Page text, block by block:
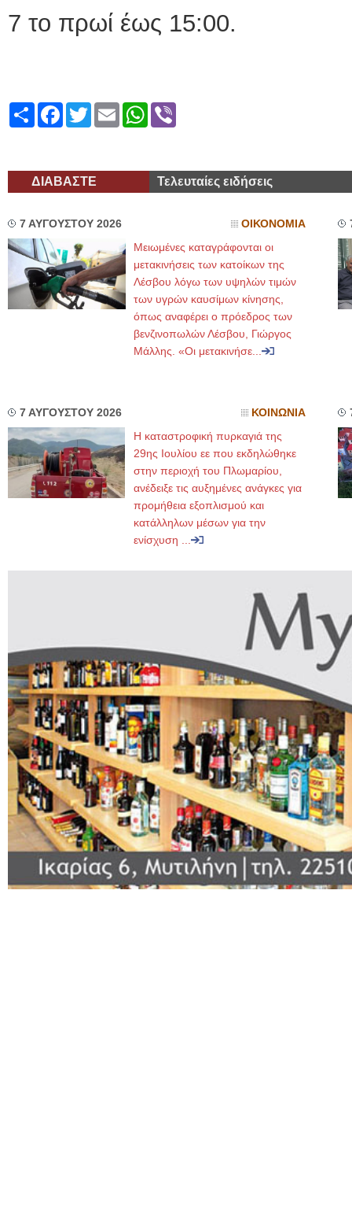
7 το πρωί έως 15:00.
ShareFacebook
TwitterEmailWhatsApp
ΔΙΑΒΑΣΤΕ Τελευταίες ειδήσεις
7 ΑΥΓΟΥΣΤΟΥ 2026 ΟΙΚΟΝΟΜΙΑ
Μειωμένες καταγράφονται οι
μετακινήσεις των κατοίκων της
Λέσβου λόγω των υψηλών τιμών
των υγρών καυσίμων κίνησης,
όπως αναφέρει ο πρόεδρος των
βενζινοπωλών Λέσβου, Γιώργος
Μάλλης. «Οι μετακινήσε...
7 ΑΥΓΟΥΣΤΟΥ 2026 ΚΟΙΝΩΝΙΑ
Η καταστροφική πυρκαγιά της
29ης Ιουλίου εε που εκδηλώθηκε
στην περιοχή του Πλωμαρίου,
ανέδειξε τις αυξημένες ανάγκες για
προμήθεια εξοπλισμού και
κατάλληλων μέσων για την
ενίσχυση ...